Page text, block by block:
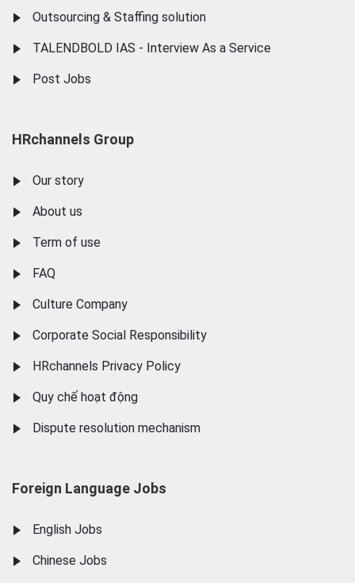
Outsourcing & Staffing solution
TALENDBOLD IAS - Interview As a Service
Post Jobs
HRchannels Group
Our story
About us
Term of use
FAQ
Culture Company
Corporate Social Responsibility
HRchannels Privacy Policy
Quy chế hoạt động
Dispute resolution mechanism
Foreign Language Jobs
English Jobs
Chinese Jobs